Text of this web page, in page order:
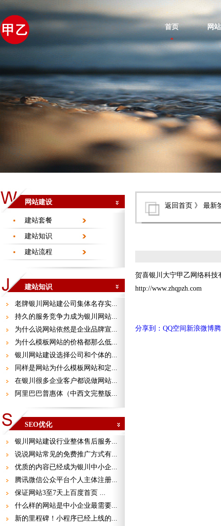
首页 网
网站建设
建站套餐
建站知识
建站流程
建站知识
老牌银川网站建公司集体名存实...
持久的服务竞争力成为银川网站...
为什么说网站依然是企业品牌宣...
为什么模板网站的价格都那么低...
银川网站建设选择公司和个体的...
同样是网站为什么模板网站和定...
在银川很多企业客户都说做网站...
阿里巴巴普惠体（中西文完整版...
SEO优化
银川网站建设行业整体售后服务...
说说网站常见的免费推广方式有...
优质的内容已经成为银川中小企...
腾讯微信公众平台个人主体注册...
保证网站3至7天上百度首页 ...
什么样的网站是中小企业最需要...
新的里程碑！小程序已经上线的...
返回首页 》 最新
贺喜银川大宁甲乙网络科
http://www.zhqpzh.com
分享到： QQ空间 新浪微博